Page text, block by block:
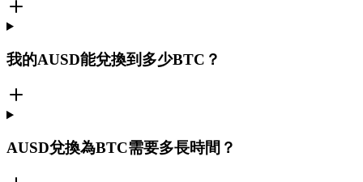
我的AUSD能兌換到多少BTC？
AUSD兌換為BTC需要多長時間？